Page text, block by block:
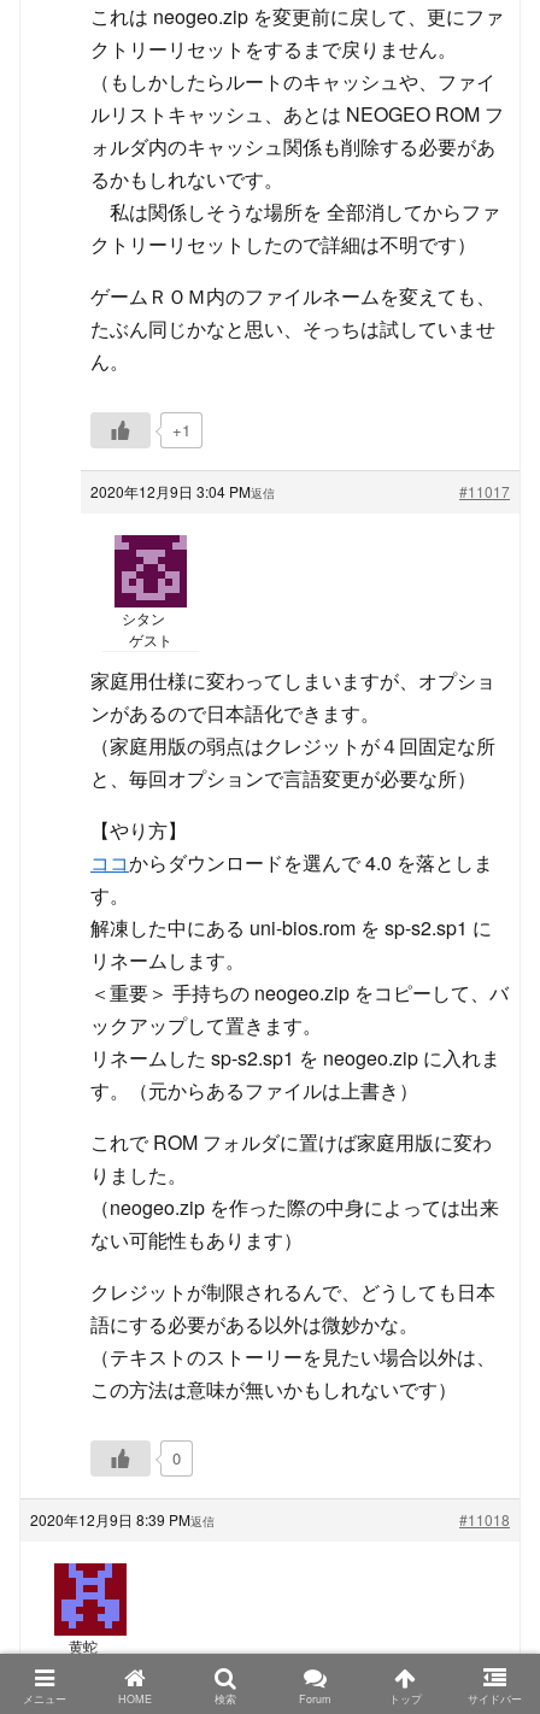
これは neogeo.zip を変更前に戻して、更にファ
クトリーリセットをするまで戻りません。
（もしかしたらルートのキャッシュや、ファイ
ルリストキャッシュ、あとは NEOGEO ROM フ
ォルダ内のキャッシュ関係も削除する必要があ
るかもしれないです。
私は関係しそうな場所を 全部消してからファ
クトリーリセットしたので詳細は不明です）
ゲームＲＯＭ内のファイルネームを変えても、
たぶん同じかなと思い、そっちは試していませ
ん。
+1
2020年12月9日 3:04 PM #11017
返信
シタン
ゲスト
家庭用仕様に変わってしまいますが、オプショ
ンがあるので日本語化できます。
（家庭用版の弱点はクレジットが４回固定な所
と、毎回オプションで言語変更が必要な所）
【やり方】
ココからダウンロードを選んで 4.0 を落としま
す。
解凍した中にある uni-bios.rom を sp-s2.sp1 に
リネームします。
＜重要＞ 手持ちの neogeo.zip をコピーして、バ
ックアップして置きます。
リネームした sp-s2.sp1 を neogeo.zip に入れま
す。（元からあるファイルは上書き）
これで ROM フォルダに置けば家庭用版に変わ
りました。
（neogeo.zip を作った際の中身によっては出来
ない可能性もあります）
クレジットが制限されるんで、どうしても日本
語にする必要がある以外は微妙かな。
（テキストのストーリーを見たい場合以外は、
この方法は意味が無いかもしれないです）
0
2020年12月9日 8:39 PM #11018
返信
黄蛇
TRIMUI Model S、PowKiddyさん名義の物もシタンさ
メニュー HOME 検索 Forum トップ サイドバー